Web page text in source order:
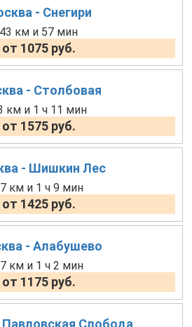
- Снегири
43 км и 57 мин
от 1075 руб.
- Столбовая
км и 1 ч 11 мин
от 1575 руб.
- Шишкин Лес
км и 1 ч 9 мин
от 1425 руб.
- Алабушево
км и 1 ч 2 мин
от 1175 руб.
Слобода